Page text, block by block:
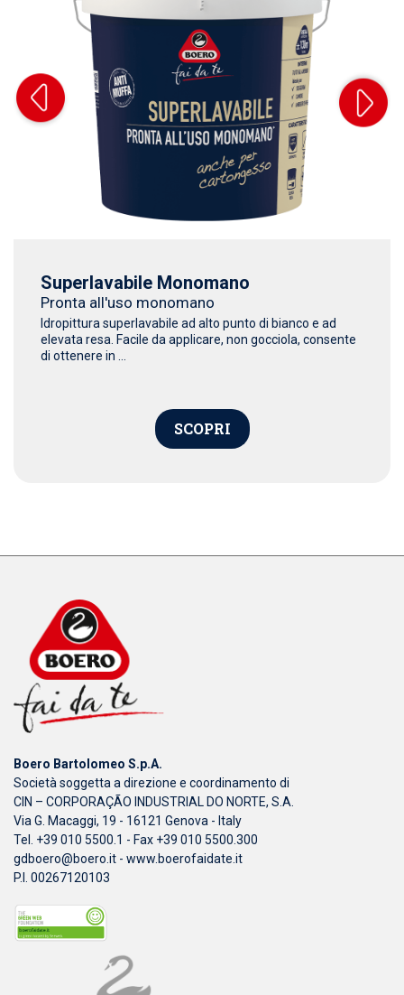
Superlavabile Monomano
Pronta all'uso monomano
Idropittura superlavabile ad alto punto di bianco e ad
elevata resa. Facile da applicare, non gocciola, consente
di ottenere in ...
SCOPRI
Boero Bartolomeo S.p.A.
Società soggetta a direzione e coordinamento di
CIN – CORPORAÇÃO INDUSTRIAL DO NORTE, S.A.
Via G. Macaggi, 19 - 16121 Genova - Italy
Tel. +39 010 5500.1 - Fax +39 010 5500.300
gdboero@boero.it - www.boerofaidate.it
P.I. 00267120103